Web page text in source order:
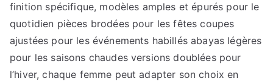
finition spécifique, modèles amples et épurés pour le
quotidien pièces brodées pour les fêtes coupes
ajustées pour les événements habillés abayas légères
pour les saisons chaudes versions doublées pour
l’hiver, chaque femme peut adapter son choix en